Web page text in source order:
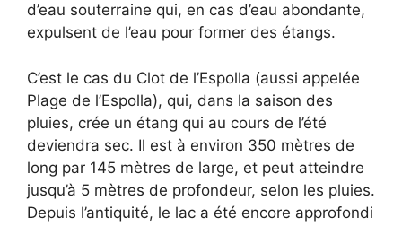
d’eau souterraine qui, en cas d’eau abondante,
expulsent de l’eau pour former des étangs.
C’est le cas du Clot de l’Espolla (aussi appelée
Plage de l’Espolla), qui, dans la saison des
pluies, crée un étang qui au cours de l’été
deviendra sec. Il est à environ 350 mètres de
long par 145 mètres de large, et peut atteindre
jusqu’à 5 mètres de profondeur, selon les pluies.
Depuis l’antiquité, le lac a été encore approfondi